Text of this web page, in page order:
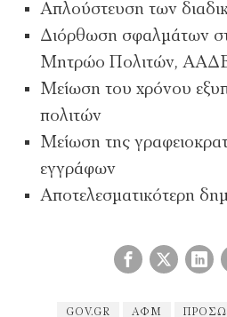
Απλούστευση των
Διόρθωση σφαλμάτων
Μητρώο Πολιτών,
Μείωση του χρόνου
πολιτών
Μείωση της
εγγράφων
Αποτελεσματικότερη
GOV.GR ΑΦΜ